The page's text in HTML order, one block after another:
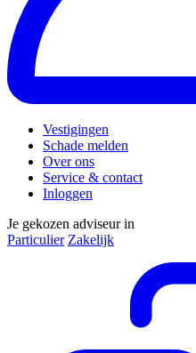
Vestigingen
Schade melden
Over ons
Service & contact
Inloggen
Je gekozen adviseur in
Particulier Zakelijk